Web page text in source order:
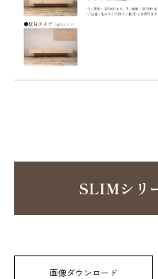
SLIMシリ
画像ダウンロード